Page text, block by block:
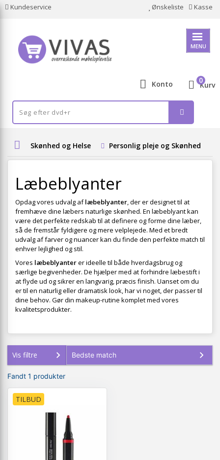
Kundeservice Ønskeliste Kasse
MENU
Konto Kurv
0
Skønhed og Helse Personlig pleje og Skønhed
Læbeblyanter
Opdag vores udvalg aflæbeblyanter, der er designet til at
fremhæve dine læbers naturlige skønhed. En læbeblyant kan
være det perfekte redskab til at definere og forme dine læber,
så de fremstår fyldigere og mere velplejede. Med et bredt
udvalg af farver og nuancer kan du finde den perfekte match til
enhver lejlighed og stil.
Vores læbeblyanterer ideelle til både hverdagsbrug og
særlige begivenheder. De hjælper med at forhindre læbestift i
at flyde ud og sikrer en langvarig, præcis finish. Uanset om du
er til en naturlig eller dramatisk look, har vi noget, der passer til
dine behov. Gør din makeup-rutine komplet med vores
kvalitetsprodukter.
Vis filtre
Fandt 1 produkter
TILBUD